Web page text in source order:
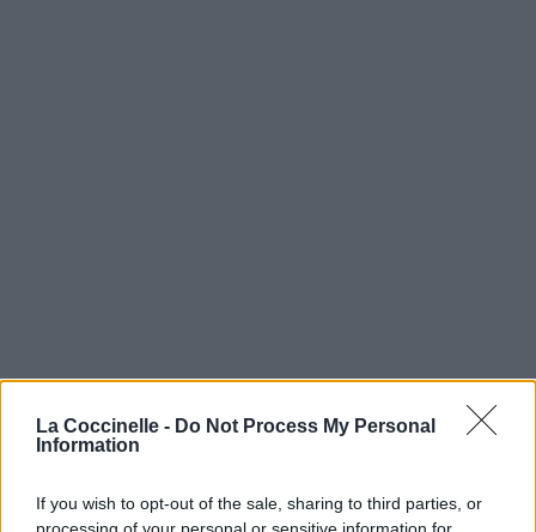
La Coccinelle - Do Not Process My Personal
Information
If you wish to opt-out of the sale, sharing to third parties, or
processing of your personal or sensitive information for